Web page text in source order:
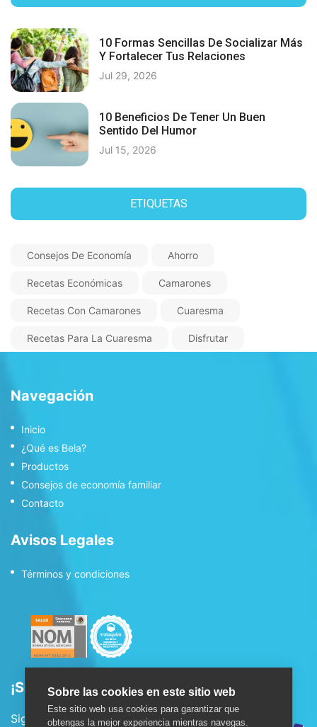
10 Formas Sencillas De Socializar Más
Y Fortalecer Tus Relaciones
Jul 29, 2026
10 Beneficios De Tener Un Buen
Sentido Del Humor
Jul 15, 2026
ETIQUETAS
Consejos De Economía Ahorro
Recetas Económicas Camarones
Recetas Con Camarones Cuaresma
Recetas Para La Cuaresma Disfrutar
Navegación
Inicio
¿Qué es Bela?
Productos
Consejos de economía familiar
Contacto
Avisos Legales
Términos y condiciones
¡Síguenos!
Sigue nuestras redes sociales:
Sobre las cookies en este sitio web
Este sitio web usa cookies para garantizar que
obtengas la mejor experiencia mientras navegas.